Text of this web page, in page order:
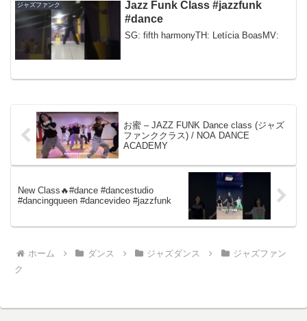
ジャズファンク
Jazz Funk Class #jazzfunk
#dance
SG: fifth harmonyTH: Letícia BoasMV:
お蜜 – JAZZ FUNK Dance class (ジャズ
ファンククラス) / NOA DANCE
ACADEMY
New Class🔥#dance #dancestudio
#dancingqueen #dancevideo #jazzfunk
ホーム ダンス ジャズダンス
ジャズファン
ク